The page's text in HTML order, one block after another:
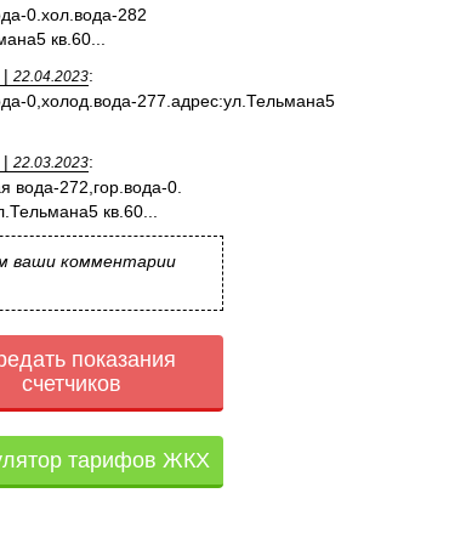
0.хол.вода-282
кв.60...
| 22.04.2023:
0,холод.вода-277.адрес:ул.Тельмана5
| 22.03.2023:
вода-272,гор.вода-0.
кв.60...
ваши комментарии
показания
счетчиков
тарифов ЖКХ